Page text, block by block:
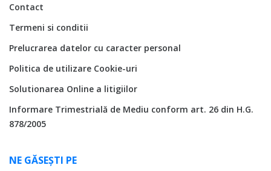
Contact
Termeni si conditii
Prelucrarea datelor cu caracter personal
Politica de utilizare Cookie-uri
Solutionarea Online a litigiilor
Informare Trimestrială de Mediu conform art. 26 din H.G.
878/2005
NE GĂSEȘTI PE